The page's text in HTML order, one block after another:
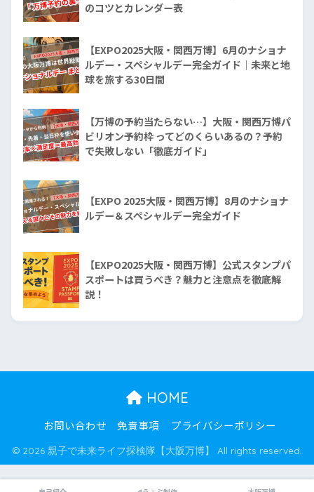
のコツとカレンダー表
【EXPO2025大阪・関西万博】6月のナショナ
ルデー・スペシャルデー完全ガイド｜未来と地
球を旅する30日間
【万博の予約当たらない…】大阪・関西万博パ
ビリオン予約枠 ってどのくらいあるの？予約
で失敗しない「徹底ガイド」
【EXPO 2025大阪・関西万博】8月のナショナ
ルデー＆スペシャルデー完全ガイド
【EXPO2025大阪・関西万博】公式スタンプパ
スポートは買うべき？魅力と注意点を徹底解
説！
HOME
お問い合わせ 免責事項 プライバシーポリシー
© 2026 親子で未来ライフ探検隊【大阪万博】 All rights reserved.